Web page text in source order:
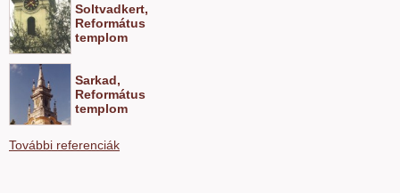
Soltvadkert,
Református
templom
Sarkad,
Református
templom
További referenciák